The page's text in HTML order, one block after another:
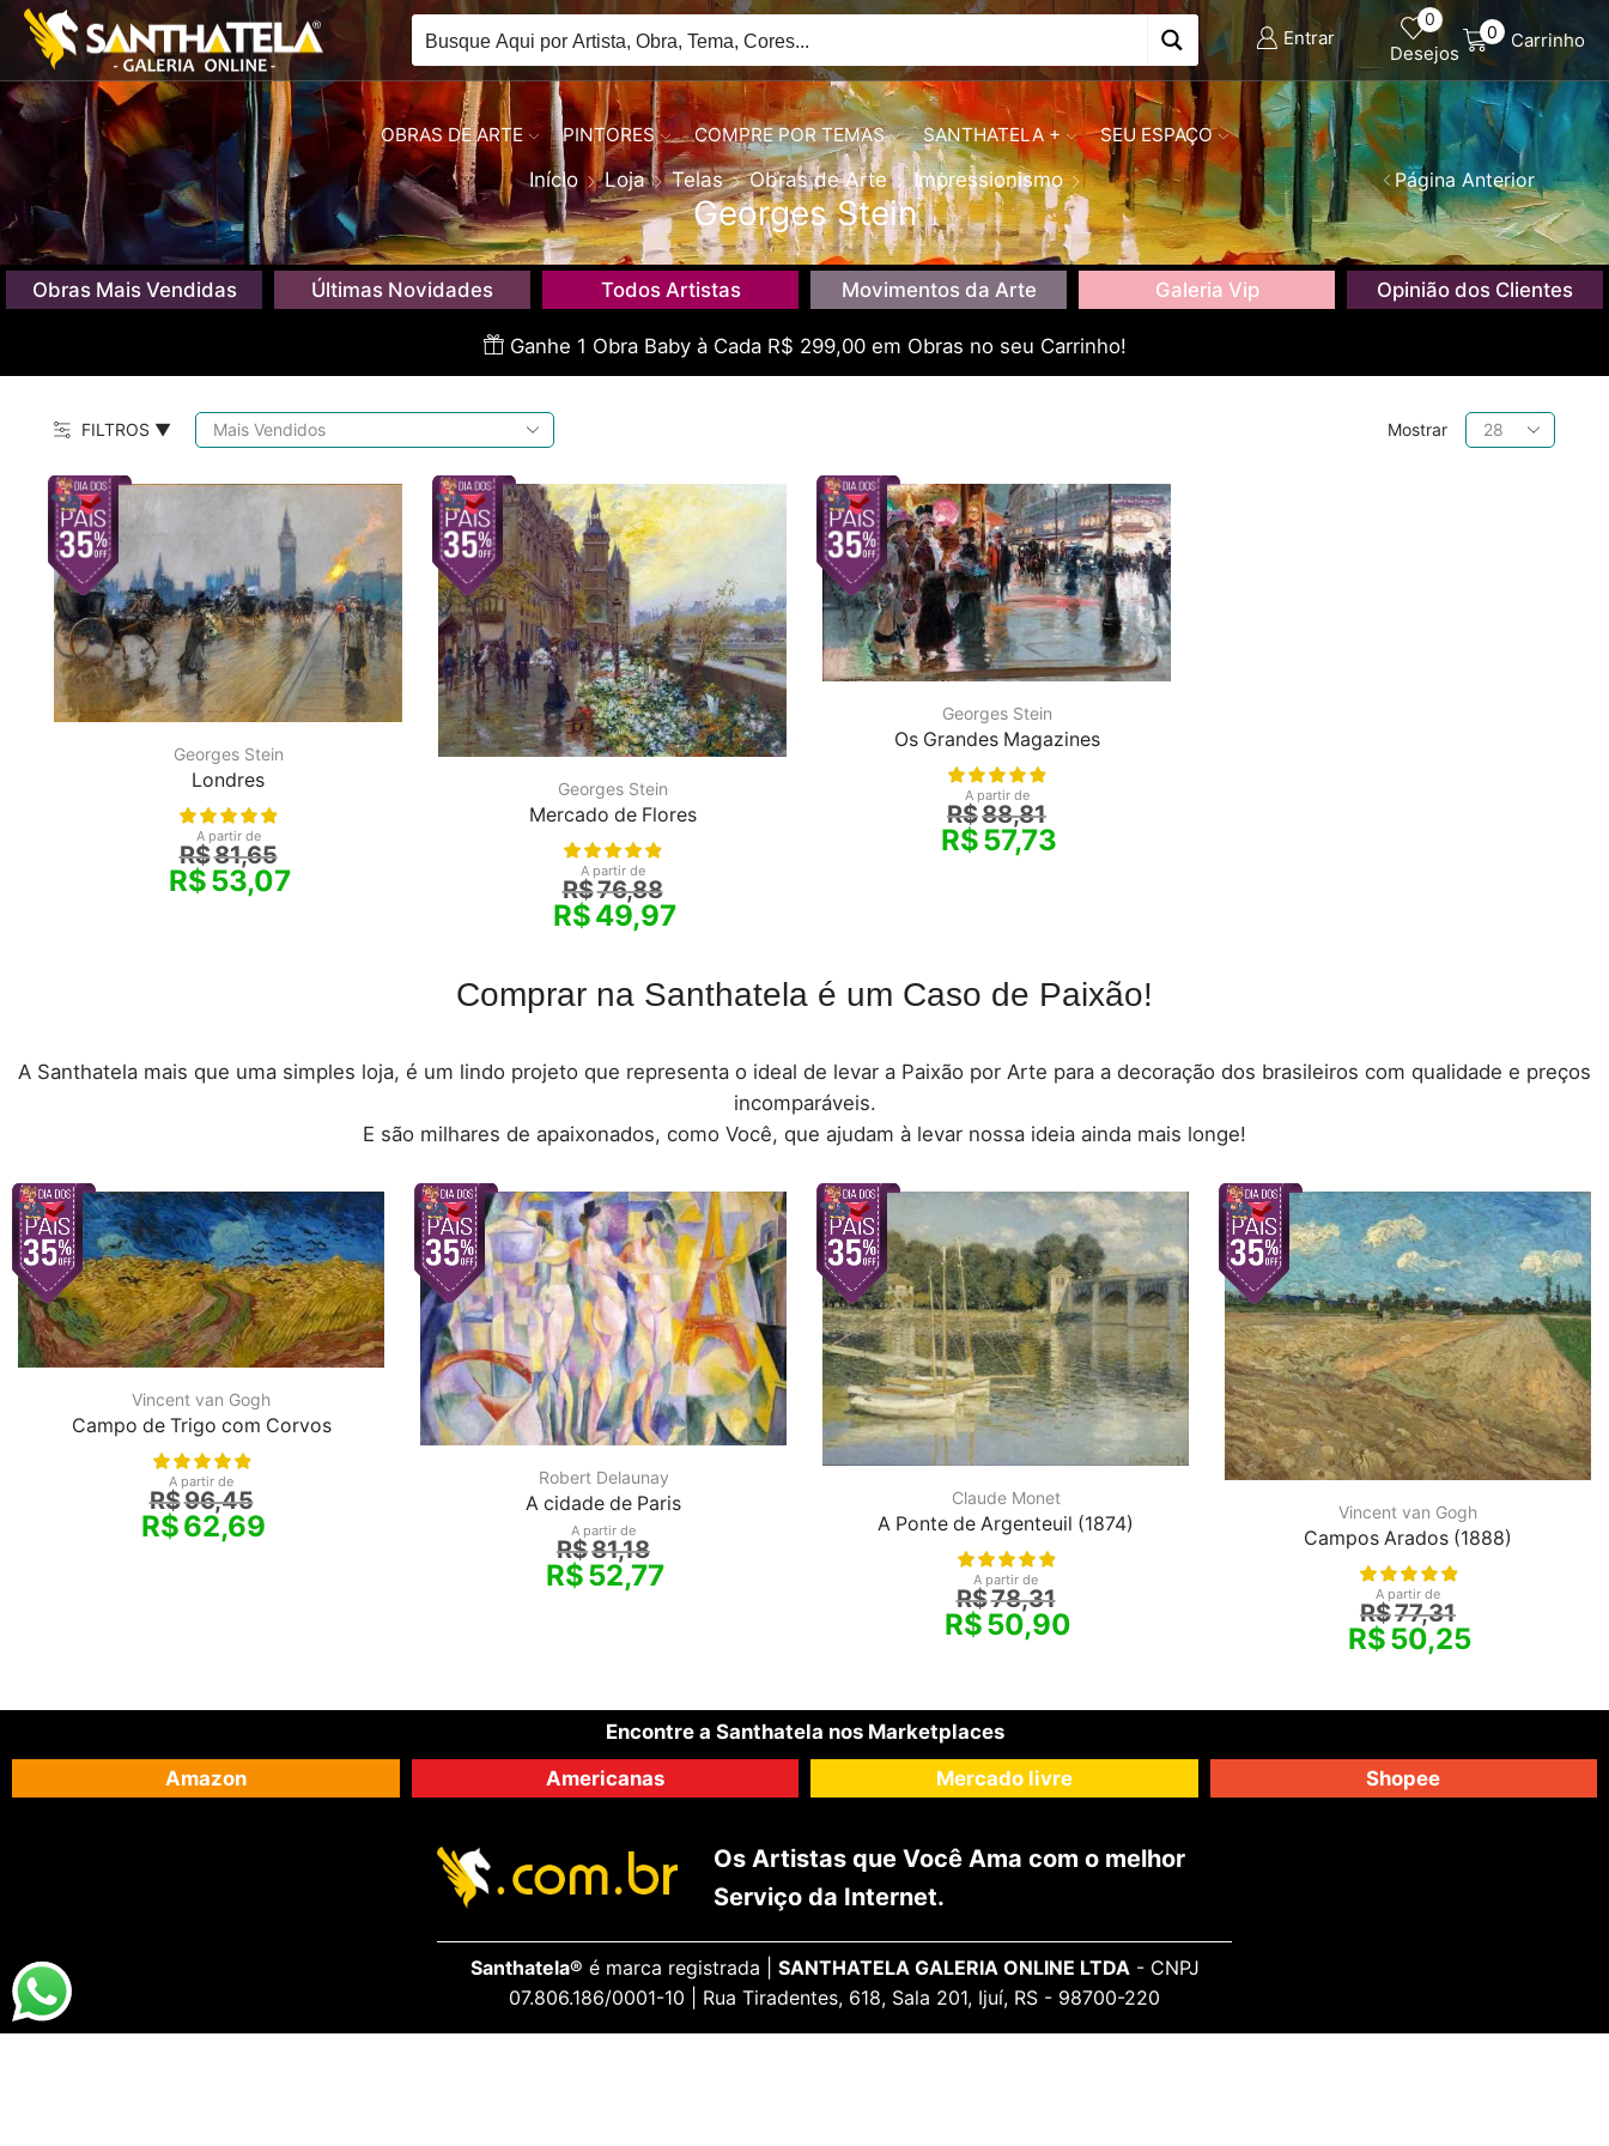
Entrar
0
Desejos
0 Carrinho
OBRAS DE ARTE PINTORES COMPRE POR TEMAS SANTHATELA + SEU ESPAÇO
Início Loja Telas Obras de Arte Impressionismo
Georges Stein
Página Anterior
Obras Mais Vendidas Últimas Novidades Todos Artistas Movimentos da Arte Galeria Vip Opinião dos Clientes
Ganhe 1 Obra Baby à Cada R$ 299,00 em Obras no seu Carrinho!
FILTROS ▼ Mostrar
Produtos
por
Georges Stein
Londres
A partir de
R$81,65
R$53,07
Georges Stein
Mercado de Flores
A partir de
R$76,88
R$49,97
Georges Stein
Os Grandes Magazines
A partir de
R$88,81
R$57,73
Comprar na Santhatela é um Caso de Paixão!
A Santhatela mais que uma simples loja, é um lindo projeto que representa o ideal de levar a Paixão por Arte para a decoração dos brasileiros com qualidade e preços
incomparáveis.
E são milhares de apaixonados, como Você, que ajudam à levar nossa ideia ainda mais longe!
Vincent van Gogh
Campo de Trigo com Corvos
A partir de
R$96,45
R$62,69
Robert Delaunay
A cidade de Paris
A partir de
R$81,18
R$52,77
Claude Monet
A Ponte de Argenteuil (1874)
A partir de
R$78,31
R$50,90
Vincent van Gogh
Campos Arados (1888)
A partir de
R$77,31
R$50,25
Encontre a Santhatela nos Marketplaces
Amazon
Americanas Mercado livre Shopee
Os Artistas que Você Ama com o melhor
Serviço da Internet.
Santhatela® é marca registrada | SANTHATELA GALERIA ONLINE LTDA - CNPJ
07.806.186/0001-10 | Rua Tiradentes, 618, Sala 201, Ijuí, RS - 98700-220